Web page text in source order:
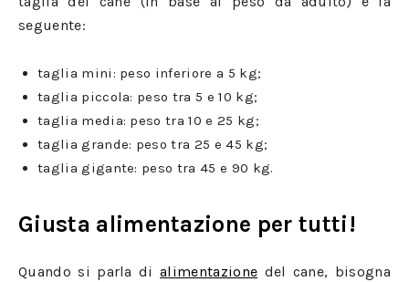
seguente:
taglia mini: peso inferiore a 5 kg;
taglia piccola: peso tra 5 e 10 kg;
taglia media: peso tra 10 e 25 kg;
taglia grande: peso tra 25 e 45 kg;
taglia gigante: peso tra 45 e 90 kg.
Giusta alimentazione per tutti!
Quando si parla dialimentazione del cane, bisogna